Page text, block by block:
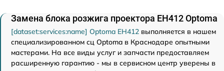
Замена блока розжига проектора EH412 Optoma
[dataset:services:name] Optoma EH412 выполняется в нашем
специализированном сц Optoma в Краснодаре опытными
мастерами. На все виды услуг и запчасти предоставляем
расширенную гарантию - мы в сервисном центр уверены в